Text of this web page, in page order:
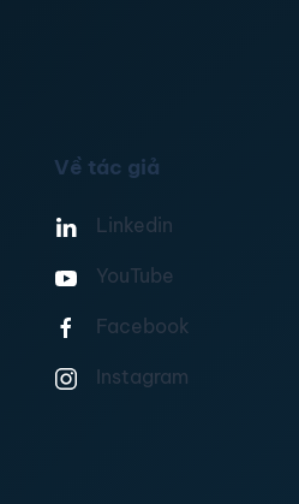
Về tác giả
Linkedin
YouTube
Facebook
Instagram